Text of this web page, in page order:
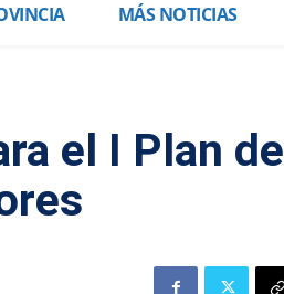
MÁS NOTICIAS
el I Plan de